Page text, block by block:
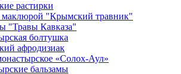
растирки
маклюрой "Крымский травник"
"Травы Кавказа"
болтушка
афродизиак
«Солох-Аул»
бальзамы